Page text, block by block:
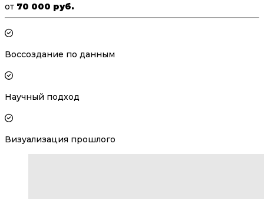
от 70 000 руб.
Воссоздание по данным
Научный подход
Визуализация прошлого